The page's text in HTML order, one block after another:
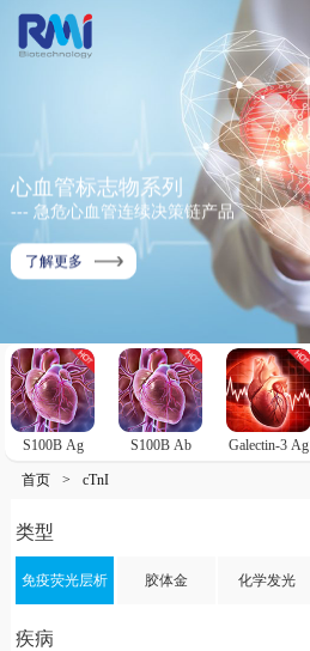
心血管标志物系列
--- 急危心血管连续决策链产品
了解更多
S100B Ag S100B Ab Galectin-3 Ag
首页 > cTnI
类型
免疫荧光层析 胶体金 化学发光
疾病